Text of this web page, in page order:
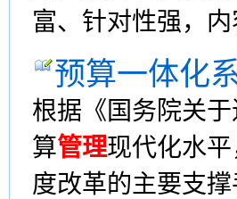
富、针对性强，
预算一体化
根据《国务院关
算管理现代化水
度改革的主要支